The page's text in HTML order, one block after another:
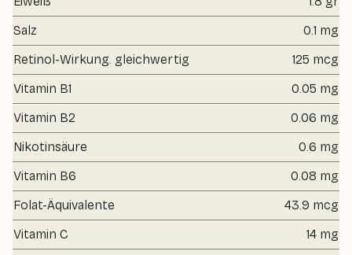
Salz
0.1 mg
Retinol-Wirkung. gleichwertig
125 mcg
Vitamin B1
0.05 mg
Vitamin B2
0.06 mg
Nikotinsäure
0.6 mg
Vitamin B6
0.08 mg
Folat-Äquivalente
43.9 mcg
Vitamin C
14 mg